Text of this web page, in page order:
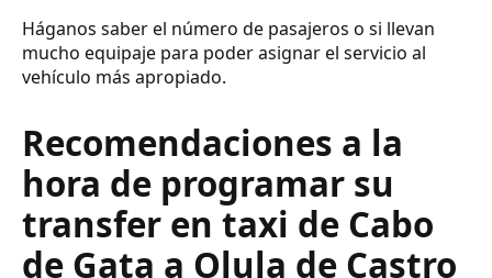
Háganos saber el número de pasajeros o si llevan
mucho equipaje para poder asignar el servicio al
vehículo más apropiado.
Recomendaciones a la
hora de programar su
transfer en taxi de Cabo
de Gata a Olula de Castro